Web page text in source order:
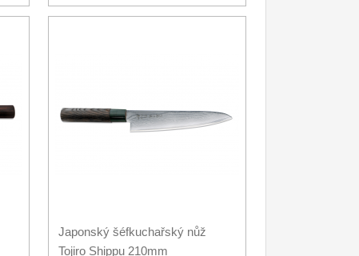
Japonský šéfkuchařský nůž
Tojiro Shippu 210mm